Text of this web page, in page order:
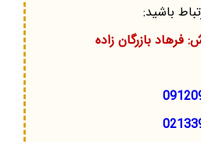
باشید:
فرهاد بازرگان زاده